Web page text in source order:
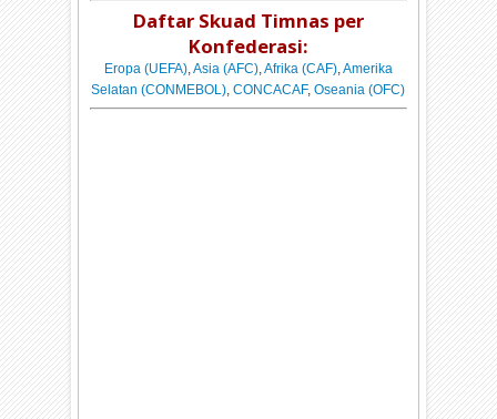
Daftar Skuad Timnas per
Konfederasi:
Eropa (UEFA), Asia (AFC), Afrika (CAF), Amerika
Selatan (CONMEBOL) ,CONCACAF,Oseania (OFC)